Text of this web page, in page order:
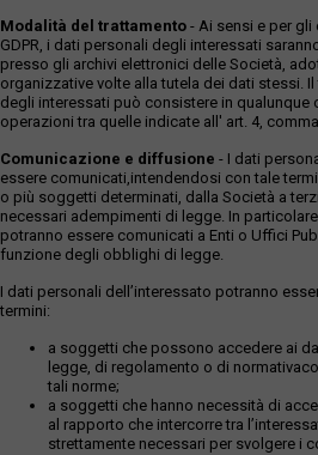
Modalità del trattamento - Ai sensi e per gli
GDPR, i dati personali degli interessati
presso gli archivi elettronici delle Società,
organizzative volte alla tutela dei dati stessi.
degli interessati può consistere in
operazioni tra quelle indicate all' art. 4,
Comunicazione e diffusione - I dati
essere comunicati,intendendosi con tale
o più soggetti determinati, dalla Società a
necessari adempimenti di legge. In
potranno essere comunicati a Enti o Uffici
funzione degli obblighi di legge.
I dati personali dell’interessato potranno
termini:
a soggetti che possono accedere ai
legge, di regolamento o di
tali norme;
a soggetti che hanno necessità di
al rapporto che intercorre tra
strettamente necessari per svolgere i